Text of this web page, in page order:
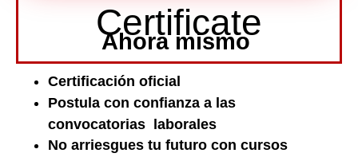
Certificate
Ahora mismo
Certificación oficial
Postula con confianza a las
convocatorias laborales
No arriesgues tu futuro con cursos